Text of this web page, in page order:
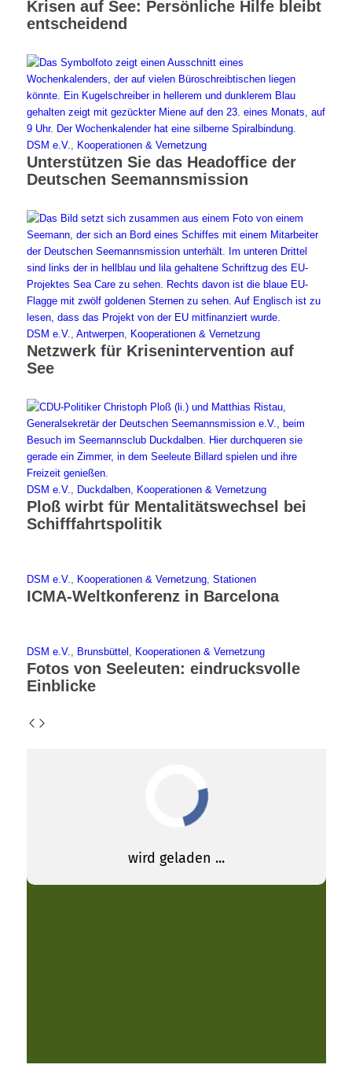
Krisen auf See: Persönliche Hilfe bleibt
entscheidend
DSM e.V. Kooperationen & Vernetzung
Unterstützen Sie das Headoffice der
Deutschen Seemannsmission
DSM e.V. Antwerpen, Kooperationen & Vernetzung
Netzwerk für Krisenintervention auf
See
DSM e.V. Duckdalben, Kooperationen & Vernetzung
Ploß wirbt für Mentalitätswechsel bei
Schifffahrtspolitik
DSM e.V. Kooperationen & Vernetzung, Stationen
ICMA-Weltkonferenz in Barcelona
DSM e.V. Brunsbüttel Kooperationen & Vernetzung
Fotos von Seeleuten: eindrucksvolle
Einblicke